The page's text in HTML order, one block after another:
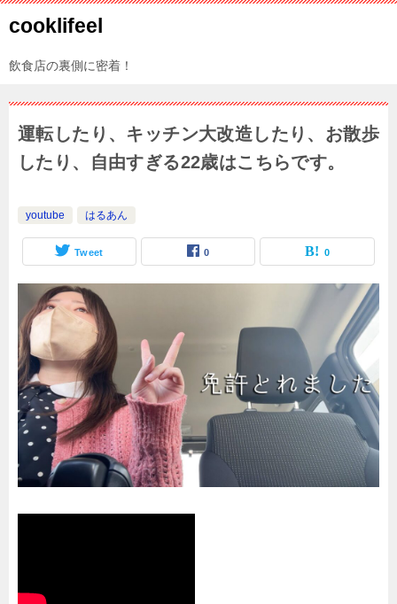
cooklifeel
飲食店の裏側に密着！
運転したり、キッチン大改造したり、お散歩
したり、自由すぎる22歳はこちらです。
youtube はるあん
Tweet 0 0